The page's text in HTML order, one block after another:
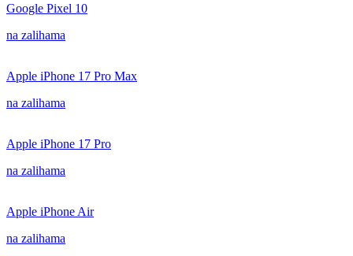
Google Pixel 10
na zalihama
Apple iPhone 17 Pro Max
na zalihama
Apple iPhone 17 Pro
na zalihama
Apple iPhone Air
na zalihama